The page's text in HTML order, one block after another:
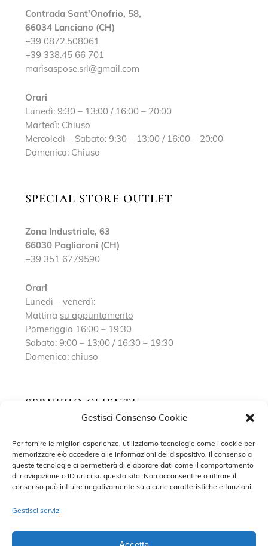
Gestisci Consenso Cookie
Per fornire le migliori esperienze, utilizziamo tecnologie come i cookie per
memorizzare e/o accedere alle informazioni del dispositivo. Il consenso a
queste tecnologie ci permetterà di elaborare dati come il comportamento
di navigazione o ID unici su questo sito. Non acconsentire o ritirare il
consenso può influire negativamente su alcune caratteristiche e funzioni.
Gestisci servizi
Contrada Sant’Onofrio, 58,
66034 Lanciano (CH)
+39 0872.508061
+39 338.45 66 701
marisaspose.srl@gmail.com
Orari
Lunedì: 9:30 – 13:00 / 16:00 – 20:00
Martedì: Chiuso
Mercoledì – Sabato: 9:30 – 13:00 / 16:00 – 20:00
Domenica: Chiuso
SPECIAL STORE OUTLET
Zona Industriale, 63
66030 Pagliaroni (CH)
+39 351 6779590
Orari
Lunedì – venerdì:
Mattina su appuntamento
Pomeriggio 16:00 – 19:30
Sabato: 9:00 – 13:00 / 16:30 – 19:30
Domenica: chiuso
SERVIZIO CLIENTI
Contatti
Privacy Policy